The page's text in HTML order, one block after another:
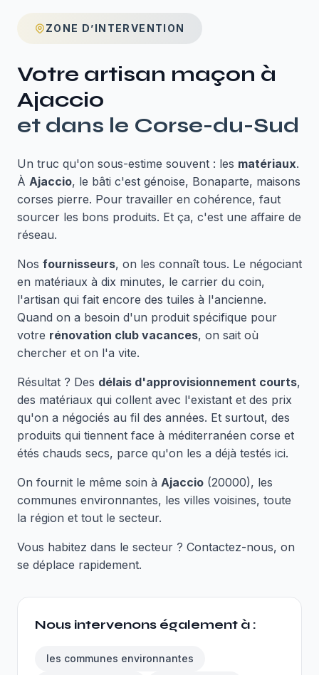
ZONE D’INTERVENTION
Votre artisan maçon à
Ajaccio
et dans le Corse-du-Sud
Un truc qu'on sous-estime souvent : les matériaux.
À Ajaccio, le bâti c'est génoise, Bonaparte, maisons
corses pierre. Pour travailler en cohérence, faut
sourcer les bons produits. Et ça, c'est une affaire de
réseau.
Nos fournisseurs, on les connaît tous. Le négociant
en matériaux à dix minutes, le carrier du coin,
l'artisan qui fait encore des tuiles à l'ancienne.
Quand on a besoin d'un produit spécifique pour
votre rénovation club vacances, on sait où
chercher et on l'a vite.
Résultat ? Des délais d'approvisionnement courts,
des matériaux qui collent avec l'existant et des prix
qu'on a négociés au fil des années. Et surtout, des
produits qui tiennent face à méditerranéen corse et
étés chauds secs, parce qu'on les a déjà testés ici.
On fournit le même soin à Ajaccio (20000), les
communes environnantes, les villes voisines, toute
la région et tout le secteur.
Vous habitez dans le secteur ? Contactez-nous, on
se déplace rapidement.
Nous intervenons également à :
les communes environnantes